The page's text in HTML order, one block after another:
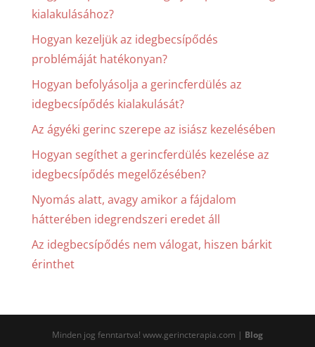
kialakulásához?
Hogyan kezeljük az idegbecsípődés
problémáját hatékonyan?
Hogyan befolyásolja a gerincferdülés az
idegbecsípődés kialakulását?
Az ágyéki gerinc szerepe az isiász kezelésében
Hogyan segíthet a gerincferdülés kezelése az
idegbecsípődés megelőzésében?
Nyomás alatt, avagy amikor a fájdalom
hátterében idegrendszeri eredet áll
Az idegbecsípődés nem válogat, hiszen bárkit
érinthet
Minden jog fenntartva! www.gerincterapia.com | Blog